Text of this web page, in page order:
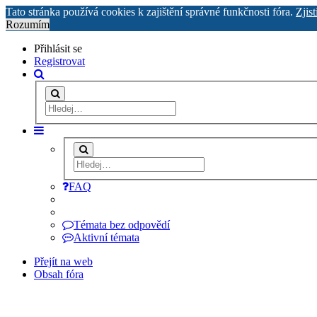
Tato stránka používá cookies k zajištění správné funkčnosti fóra.
Rozumím
Přihlásit se
Registrovat
FAQ
Témata bez odpovědí
Aktivní témata
Přejít na web
Obsah fóra